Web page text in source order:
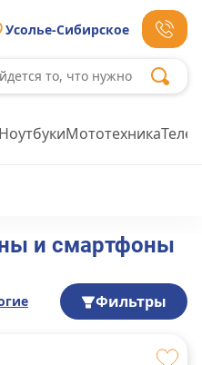
Усолье-Сибирское
НоутбукиМототехника
и смартфоны
Фильтры